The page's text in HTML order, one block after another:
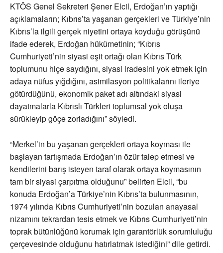
KTÖS Genel Sekreteri Şener Elcil, Erdoğan’ın yaptığı
açıklamaların; Kıbrıs’ta yaşanan gerçekleri ve Türkiye’nin
Kıbrıs’la ilgili gerçek niyetini ortaya koyduğu görüşünü
ifade ederek, Erdoğan hükümetinin; “Kıbrıs
Cumhuriyeti’nin siyasi eşit ortağı olan Kıbrıs Türk
toplumunu hiçe saydığını, siyasi iradesini yok etmek için
adaya nüfus yığdığını, asimilasyon politikalarını ileriye
götürdüğünü, ekonomik paket adı altındaki siyasi
dayatmalarla Kıbrıslı Türkleri toplumsal yok oluşa
sürükleyip göçe zorladığını” söyledi.
“Merkel’in bu yaşanan gerçekleri ortaya koyması ile
başlayan tartışmada Erdoğan’ın özür talep etmesi ve
kendilerini barış isteyen taraf olarak ortaya koymasının
tam bir siyasi çarpıtma olduğunu” belirten Elcil, “bu
konuda Erdoğan’a Türkiye’nin Kıbrıs’ta bulunmasının,
1974 yılında Kıbrıs Cumhuriyeti’nin bozulan anayasal
nizamını tekrardan tesis etmek ve Kıbrıs Cumhuriyeti’nin
toprak bütünlüğünü korumak için garantörlük sorumluluğu
çerçevesinde olduğunu hatırlatmak istediğini” dile getirdi.